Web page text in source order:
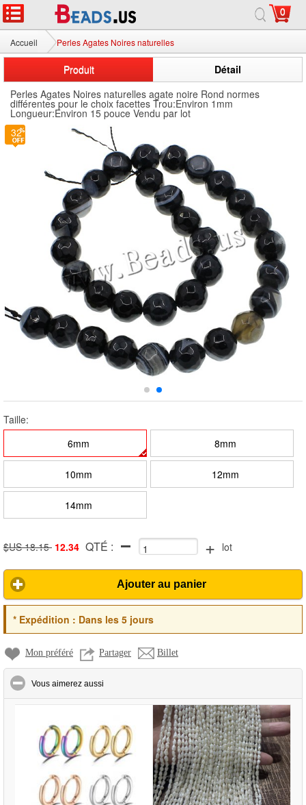
0
Accueil Perles Agates Noires naturelles
Produit
Détail
Perles Agates Noires naturelles agate noire Rond normes
différentes pour le choix facettes Trou:Environ 1mm
Longueur:Environ 15 pouce Vendu par lot
32
Taille:
6mm
8mm
10mm 12mm
14mm
$US 18.15 12.34 QTÉ : + lot
Ajouter au panier
*Expédition : Dans les 5 jours
Mon préféré Partager Billet
Vous aimerez aussi